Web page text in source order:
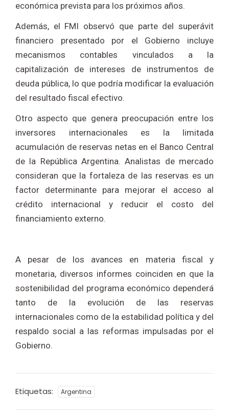
económica prevista para los próximos años.
Además, el FMI observó que parte del superávit
financiero presentado por el Gobierno incluye
mecanismos contables vinculados a la
capitalización de intereses de instrumentos de
deuda pública, lo que podría modificar la evaluación
del resultado fiscal efectivo.
Otro aspecto que genera preocupación entre los
inversores internacionales es la limitada
acumulación de reservas netas en el Banco Central
de la República Argentina. Analistas de mercado
consideran que la fortaleza de las reservas es un
factor determinante para mejorar el acceso al
crédito internacional y reducir el costo del
financiamiento externo.
A pesar de los avances en materia fiscal y
monetaria, diversos informes coinciden en que la
sostenibilidad del programa económico dependerá
tanto de la evolución de las reservas
internacionales como de la estabilidad política y del
respaldo social a las reformas impulsadas por el
Gobierno.
Etiquetas: Argentina